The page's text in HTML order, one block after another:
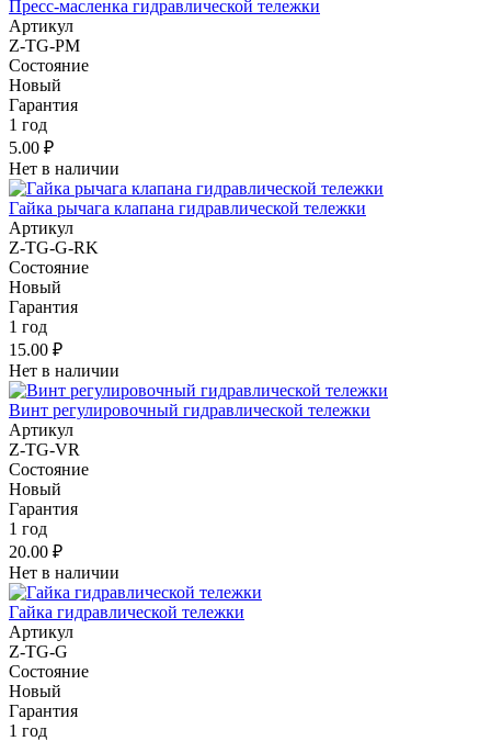
Пресс-масленка гидравлической тележки
Артикул
Z-TG-PM
Состояние
Новый
Гарантия
1 год
5.00 ₽
Нет в наличии
Гайка рычага клапана гидравлической тележки
Артикул
Z-TG-G-RK
Состояние
Новый
Гарантия
1 год
15.00 ₽
Нет в наличии
Винт регулировочный гидравлической тележки
Артикул
Z-TG-VR
Состояние
Новый
Гарантия
1 год
20.00 ₽
Нет в наличии
Гайка гидравлической тележки
Артикул
Z-TG-G
Состояние
Новый
Гарантия
1 год